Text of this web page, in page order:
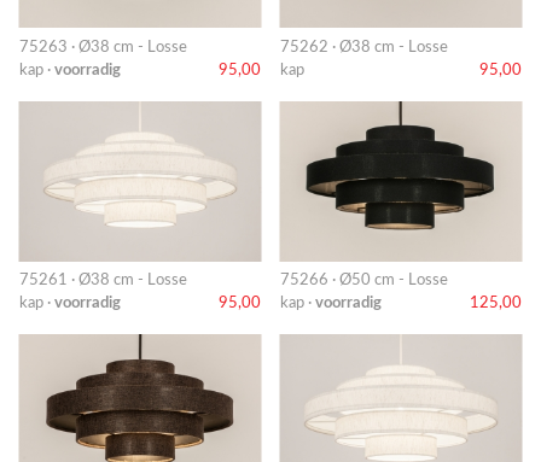
75263 · Ø38 cm - Losse
kap · voorradig 95,00
75262 · Ø38 cm - Losse
kap
95,00
75261 · Ø38 cm - Losse
kap · voorradig 95,00
75266 · Ø50 cm - Losse
kap · voorradig 125,00